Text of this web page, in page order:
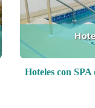
Hoteles con